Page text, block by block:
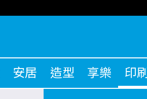
安居 造型 享樂 印刷